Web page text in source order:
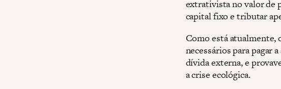
extrativista no valor de
capital fixo e tributar
Como está atualmente,
necessários para pagar
dívida externa, e
a crise ecológica.